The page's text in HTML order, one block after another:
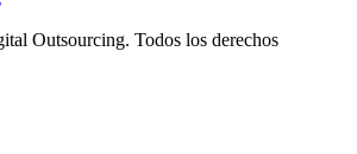
Outsourcing. Todos los derechos